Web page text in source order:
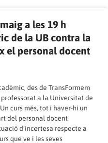
a les 19 h
de la UB contra la
el personal docent
des de TransFormem
a la Universitat de
curs més, tot i haver-hi un
del personal docent
d’incertesa respecte a
que ve i les seves